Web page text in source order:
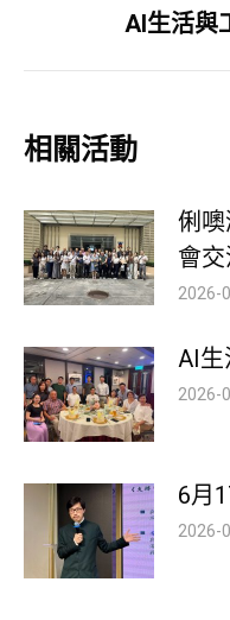
AI生活與
相關活動
俐
會
2026-
AI生
2026-
6月
2026-